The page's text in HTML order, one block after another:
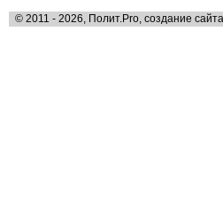
© 2011 - 2026, Полит.Pro, создание